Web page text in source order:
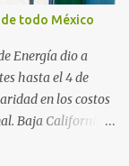
y la Carestía
la entidad se
estados como
de todo México
Energía dio a
hasta el 4 de
en los costos
Baja California